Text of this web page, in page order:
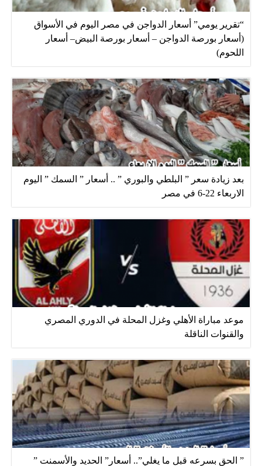
“تقرير يومي” أسعار الدواجن في مصر اليوم في الأسواق
(أسعار بورصة الدواجن – أسعار بورصة البيض– أسعار
اللحوم)
بعد زيادة سعر ” البلطي والبوري ” .. أسعار ” السمك ” اليوم
الاربعاء 22-6 في مصر
موعد مباراة الأهلي وغزل المحلة في الدوري المصري
والقنوات الناقلة
” الحق بسرعه قبل ما يغلي”.. أسعار” الحديد والأسمنت ”